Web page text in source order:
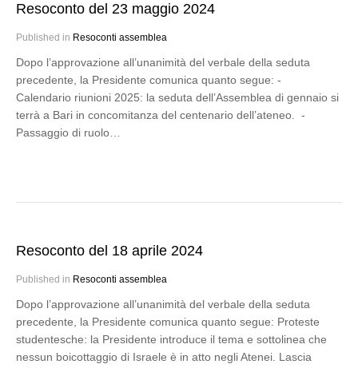
Resoconto del 23 maggio 2024
Published in Resoconti assemblea
Dopo l’approvazione all’unanimità del verbale della seduta
precedente, la Presidente comunica quanto segue: -
Calendario riunioni 2025: la seduta dell’Assemblea di gennaio si
terrà a Bari in concomitanza del centenario dell’ateneo. -
Passaggio di ruolo…
Resoconto del 18 aprile 2024
Published in Resoconti assemblea
Dopo l’approvazione all’unanimità del verbale della seduta
precedente, la Presidente comunica quanto segue: Proteste
studentesche: la Presidente introduce il tema e sottolinea che
nessun boicottaggio di Israele è in atto negli Atenei. Lascia